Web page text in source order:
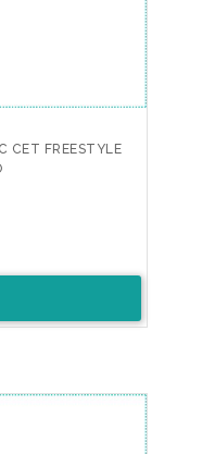
CET FREESTYLE